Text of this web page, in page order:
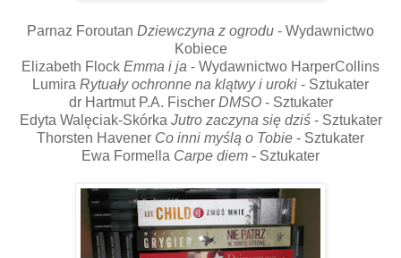
Parnaz Foroutan Dziewczyna z ogrodu - Wydawnictwo
Kobiece
Elizabeth Flock Emma i ja - Wydawnictwo HarperCollins
Lumira Rytuały ochronne na klątwy i uroki - Sztukater
dr Hartmut P.A. Fischer DMSO - Sztukater
Edyta Walęciak-Skórka Jutro zaczyna się dziś- Sztukater
Thorsten Havener Co inni myślą o Tobie - Sztukater
Ewa Formella Carpe diem - Sztukater